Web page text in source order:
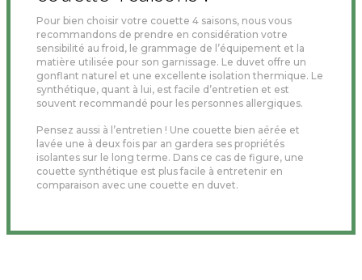
Pour bien choisir votre couette 4 saisons, nous vous
recommandons de prendre en considération votre
sensibilité au froid, le grammage de l’équipement et la
matière utilisée pour son garnissage. Le duvet offre un
gonflant naturel et une excellente isolation thermique. Le
synthétique, quant à lui, est facile d’entretien et est
souvent recommandé pour les personnes allergiques.
Pensez aussi à l’entretien ! Une couette bien aérée et
lavée une à deux fois par an gardera ses propriétés
isolantes sur le long terme. Dans ce cas de figure, une
couette synthétique est plus facile à entretenir en
comparaison avec une couette en duvet.